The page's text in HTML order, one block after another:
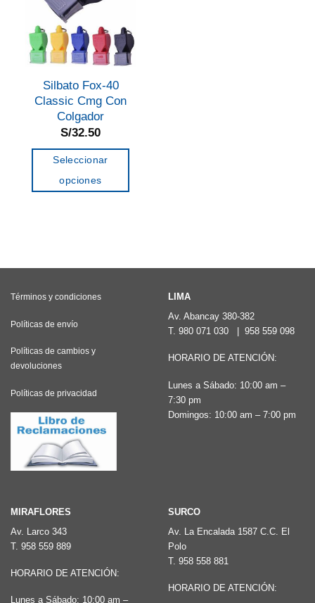
Silbato Fox-40
Classic Cmg Con
Colgador
S/32.50
Seleccionar
opciones
Las
pueden
en
la
página
de
producto
Términos y condiciones
Políticas de envío
Políticas de cambios y
devoluciones
Políticas de privacidad
LIMA
Av. Abancay 380-382
T. 980 071 030 958 559 098
HORARIO DE ATENCIÓN:
Lunes a Sábado: 10:00 am –
7:30 pm
Domingos: 10:00 am – 7:00 pm
MIRAFLORES
Av. Larco 343
T. 958 559 889
HORARIO DE ATENCIÓN:
Lunes a Sábado: 10:00 am –
SURCO
Av. La Encalada 1587 C.C. El
Polo
T. 958 558 881
HORARIO DE ATENCIÓN: